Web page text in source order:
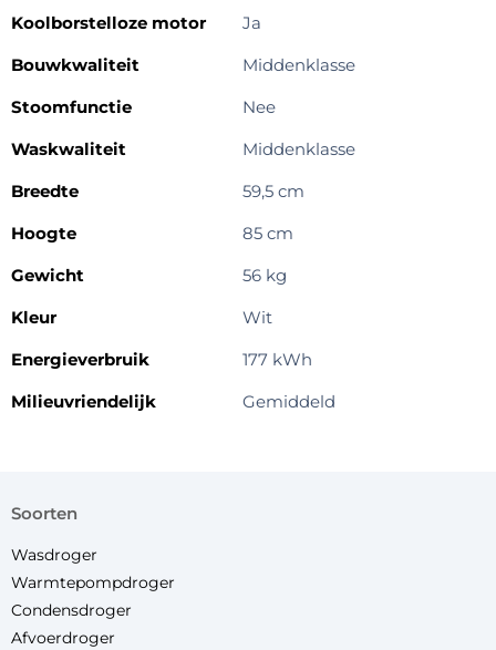
Koolborstelloze motor
Ja
Bouwkwaliteit
Middenklasse
Stoomfunctie
Nee
Waskwaliteit
Middenklasse
Breedte
59,5 cm
Hoogte
85 cm
Gewicht
56 kg
Kleur
Wit
Energieverbruik
177 kWh
Milieuvriendelijk
Gemiddeld
soorten
Wasdroger
Warmtepompdroger
Condensdroger
Afvoerdroger